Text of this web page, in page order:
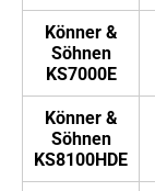
Könner &
Söhnen
KS7000E
Könner &
Söhnen
KS8100HDE